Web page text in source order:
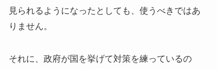
見られるようになったとしても、使うべきではあ
りません。
それに、政府が国を挙げて対策を練っているの